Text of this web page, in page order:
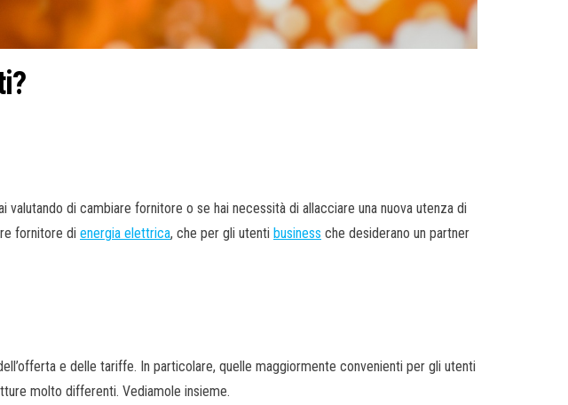
di cambiare fornitore o se hai necessità di allacciare una nuova utenza di
fornitore di energia elettrica, che per gli utenti business che desiderano un partner
e delle tariffe. In particolare, quelle maggiormente convenienti per gli utenti
molto differenti. Vediamole insieme.